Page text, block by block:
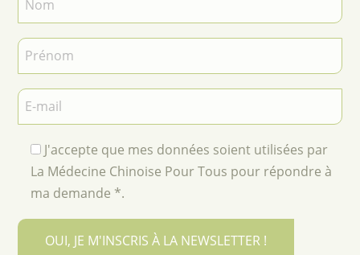
J'accepte que mes données soient utilisées par
La Médecine Chinoise Pour Tous pour répondre à
ma demande *.
OUI, JE M'INSCRIS À LA NEWSLETTER !